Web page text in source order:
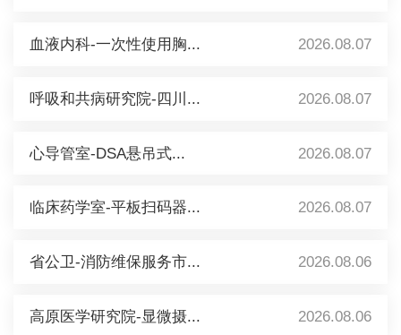
血液内科-一次性使用胸... 2026.08.07
呼吸和共病研究院-四川... 2026.08.07
心导管室-DSA悬吊式... 2026.08.07
临床药学室-平板扫码器... 2026.08.07
省公卫-消防维保服务市... 2026.08.06
高原医学研究院-显微摄... 2026.08.06